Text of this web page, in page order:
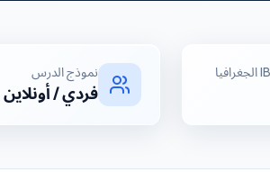
نموذج الدرس
فردي / أونلاين